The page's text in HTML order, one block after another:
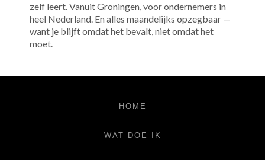
zelf leert. Vanuit Groningen, voor ondernemers in
heel Nederland. En alles maandelijks opzegbaar —
want je blijft omdat het bevalt, niet omdat het
moet.
HOME
WAT DOE IK